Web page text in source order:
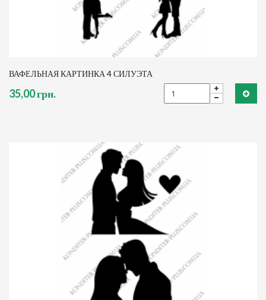
ВАФЕЛЬНАЯ КАРТИНКА 4 СИЛУЭТА
35,00 грн.